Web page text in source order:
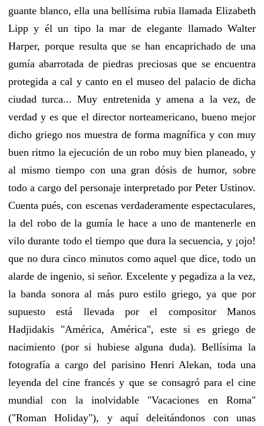
guante blanco, ella una bellísima rubia llamada Elizabeth
Lipp y él un tipo la mar de elegante llamado Walter
Harper, porque resulta que se han encaprichado de una
gumía abarrotada de piedras preciosas que se encuentra
protegida a cal y canto en el museo del palacio de dicha
ciudad turca... Muy entretenida y amena a la vez, de
verdad y es que el director norteamericano, bueno mejor
dicho griego nos muestra de forma magnífica y con muy
buen ritmo la ejecución de un robo muy bien planeado, y
al mismo tiempo con una gran dósis de humor, sobre
todo a cargo del personaje interpretado por Peter Ustinov.
Cuenta pués, con escenas verdaderamente espectaculares,
la del robo de la gumía le hace a uno de mantenerle en
vilo durante todo el tiempo que dura la secuencia, y ¡ojo!
que no dura cinco minutos como aquel que dice, todo un
alarde de ingenio, si señor. Excelente y pegadiza a la vez,
la banda sonora al más puro estilo griego, ya que por
supuesto está llevada por el compositor Manos
Hadjidakis "América, América", este si es griego de
nacimiento (por si hubiese alguna duda). Bellísima la
fotografía a cargo del parisino Henri Alekan, toda una
leyenda del cine francés y que se consagró para el cine
mundial con la inolvidable "Vacaciones en Roma"
("Roman Holiday"), y aquí deleitándonos con unas